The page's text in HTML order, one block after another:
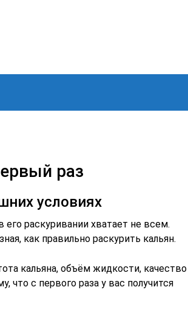
раз
условиях
раскуривании хватает не всем.
как правильно раскурить кальян.
кальяна, объём жидкости, качество
что с первого раза у вас получится